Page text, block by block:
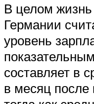
В целом
Германии
уровень
составляет в
в месяц после